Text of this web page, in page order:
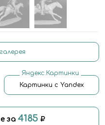
Яндекс.Картинки
Картинки с Yandex
за4185